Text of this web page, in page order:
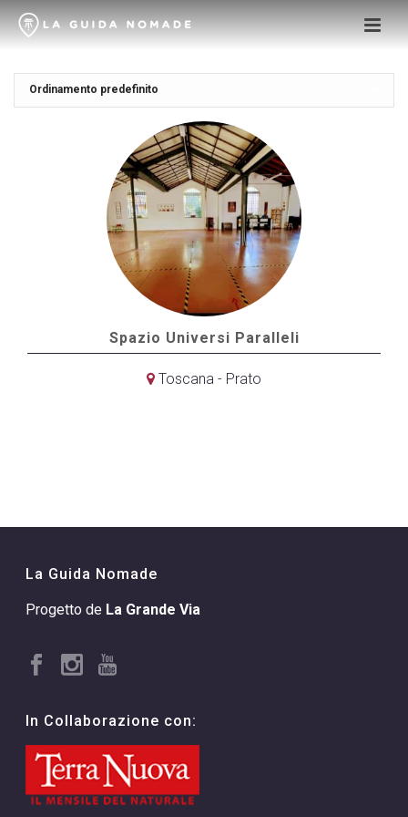
Spazio Universi Paralleli
Toscana - Prato
La Guida Nomade
Progetto de La Grande Via
In Collaborazione con: